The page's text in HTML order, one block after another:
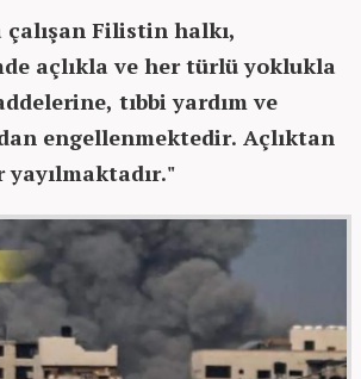
Filistin halkı,
açlıkla ve her türlü yoklukla
tıbbi yardım ve
engellenmektedir. Açlıktan